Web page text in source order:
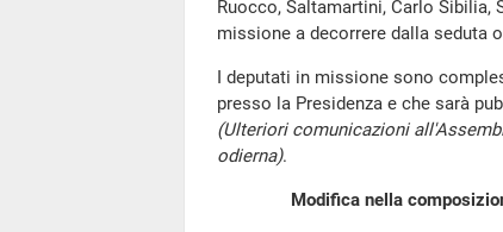
Ruocco, Saltamartini, Carlo
missione a decorrere dalla seduta
I deputati in missione sono
presso la Presidenza e che sarà
(Ulteriori comunicazioni
odierna).
Modifica nella